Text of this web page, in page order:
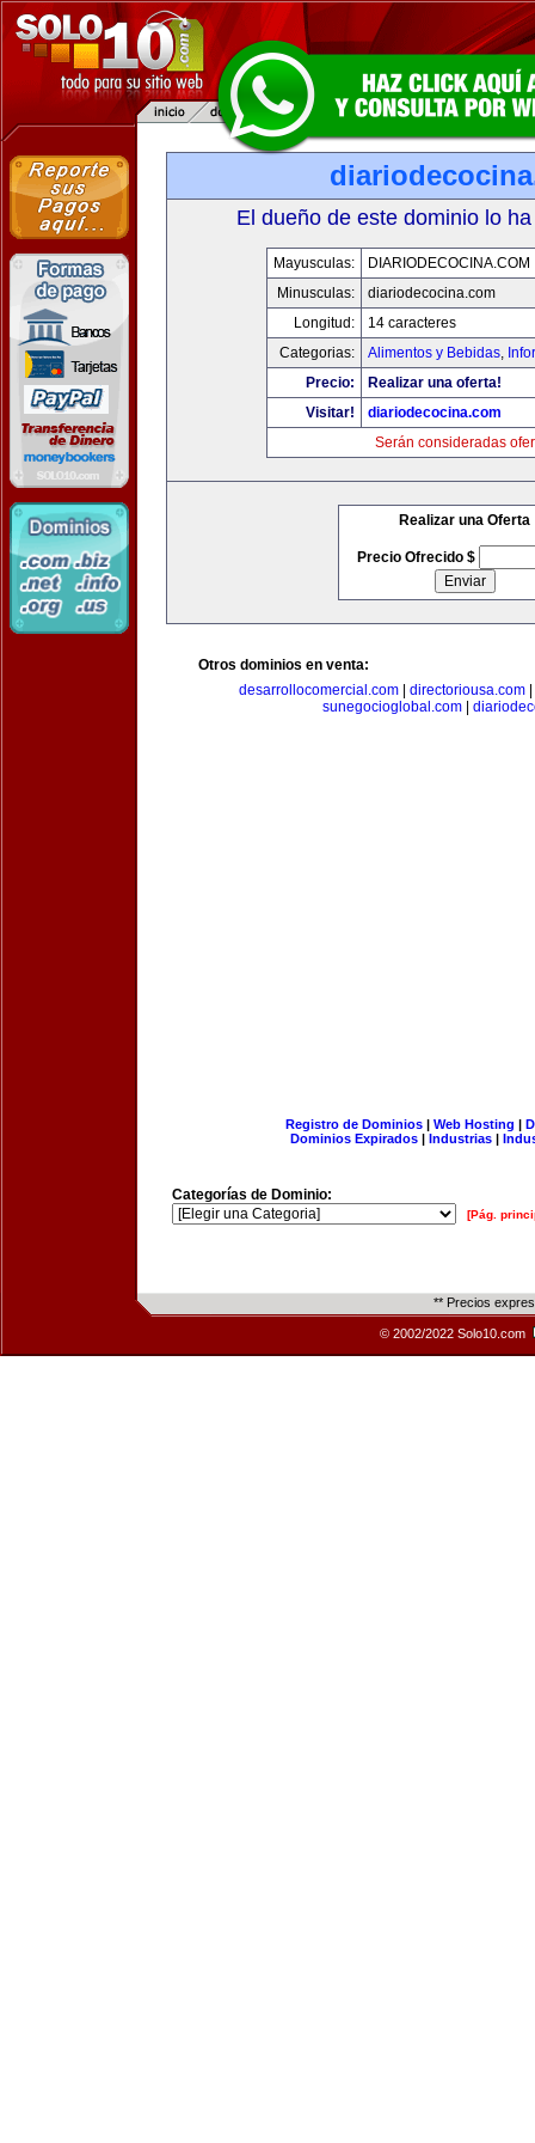
El dueño de este dominio lo
Mayusculas:
DIARIODECOCINA.COM
Minusculas:
diariodecocina.com
Longitud:
14 caracteres
Categorias:
Alimentos y Bebidas,
Precio:
Realizar una oferta!
Visitar!
diariodecocina.com
Serán consideradas
Realizar una Oferta
Precio Ofrecido $
Otros dominios en venta:
desarrollocomercial.com
directoriousa.com
sunegocioglobal.com|
Registro de Dominios| Web Hosting |
Dominios Expirados | Industrias |
Categorías de Dominio:
[Pág.
** Precios
© 2002/2022 Solo10.com